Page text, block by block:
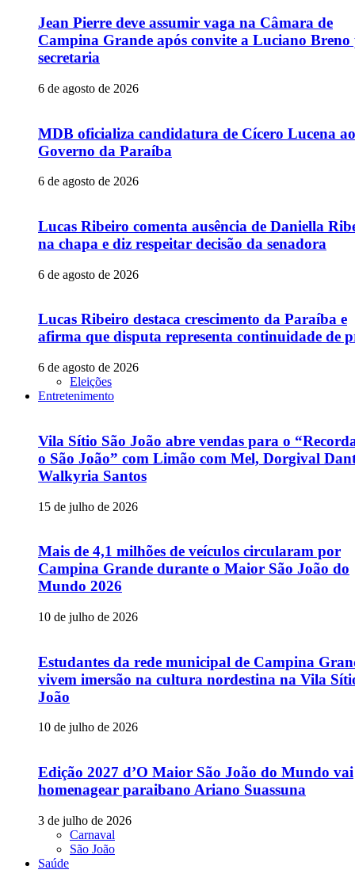
Jean Pierre deve assumir vaga na Câmara de
Campina Grande após convite a Luciano Breno
secretaria
6 de agosto de 2026
MDB oficializa candidatura de Cícero Lucena ao
Governo da Paraíba
6 de agosto de 2026
Lucas Ribeiro comenta ausência de Daniella
na chapa e diz respeitar decisão da senadora
6 de agosto de 2026
Lucas Ribeiro destaca crescimento da Paraíba e
afirma que disputa representa continuidade de
6 de agosto de 2026
Eleições
Entretenimento
Vila Sítio São João abre vendas para o
o São João” com Limão com Mel, Dorgival
Walkyria Santos
15 de julho de 2026
Mais de 4,1 milhões de veículos circularam por
Campina Grande durante o Maior São João do
Mundo 2026
10 de julho de 2026
Estudantes da rede municipal de Campina
vivem imersão na cultura nordestina na Vila
João
10 de julho de 2026
Edição 2027 d’O Maior São João do Mundo vai
homenagear paraibano Ariano Suassuna
3 de julho de 2026
Carnaval
São João
Saúde